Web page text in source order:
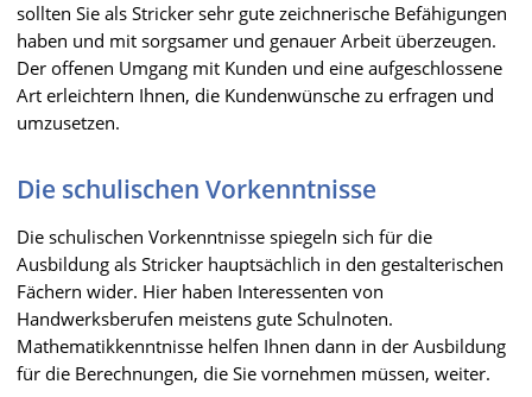
sollten Sie als Stricker sehr gute zeichnerische Befähigungen
haben und mit sorgsamer und genauer Arbeit überzeugen.
Der offenen Umgang mit Kunden und eine aufgeschlossene
Art erleichtern Ihnen, die Kundenwünsche zu erfragen und
umzusetzen.
Die schulischen Vorkenntnisse
Die schulischen Vorkenntnisse spiegeln sich für die
Ausbildung als Stricker hauptsächlich in den gestalterischen
Fächern wider. Hier haben Interessenten von
Handwerksberufen meistens gute Schulnoten.
Mathematikkenntnisse helfen Ihnen dann in der Ausbildung
für die Berechnungen, die Sie vornehmen müssen, weiter.